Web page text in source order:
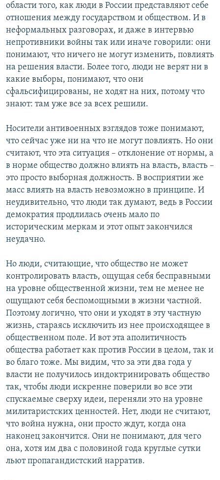
области того, как люди в России представляют себе
отношения между государством и обществом. И в
неформальных разговорах, и даже в интервью
непротивники войны так или иначе говорили: они
понимают, что ничего не могут изменить, повлиять
на решения власти. Более того, люди не верят ни в
какие выборы, понимают, что они
сфальсифицированы, не ходят на них, потому что
знают: там уже все за всех решили.
Носители антивоенных взглядов тоже понимают,
что сейчас уже ни на что не могут повлиять. Но они
считают, что эта ситуация – отклонение от нормы, а
в норме общество должно влиять на власть, власть –
это просто выборная должность. В восприятии же
масс влиять на власть невозможно в принципе. И
неудивительно, что люди так думают, ведь в России
демократия продлилась очень мало по
историческим меркам и этот опыт закончился
неудачно.
Но люди, считающие, что общество не может
контролировать власть, ощущая себя бесправными
на уровне общественной жизни, тем не менее не
ощущают себя беспомощными в жизни частной.
Поэтому логично, что они и уходят в эту частную
жизнь, стараясь исключить из нее происходящее в
общественном поле. И вот эта аполитичность
общества работает как против России в целом, так и
во благо тоже. Мы видим, что за эти два года у
власти не получилось индоктринировать общество
так, чтобы люди искренне поверили во все эти
спускаемые сверху идеи, переняли это на уровне
милитаристских ценностей. Нет, люди не считают,
что война нужна, они просто ждут, когда она
наконец закончится. Они не понимают, для чего
она, хотя им два с половиной года круглые сутки
льют пропагандистский нарратив.